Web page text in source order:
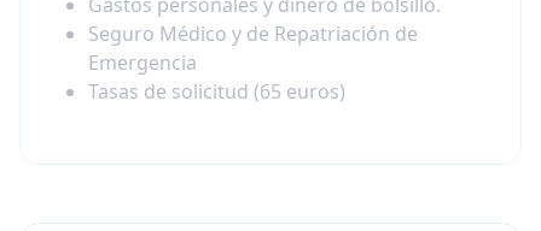
Seguro Médico y de Repatriación de
Emergencia
Tasas de solicitud (65 euros)